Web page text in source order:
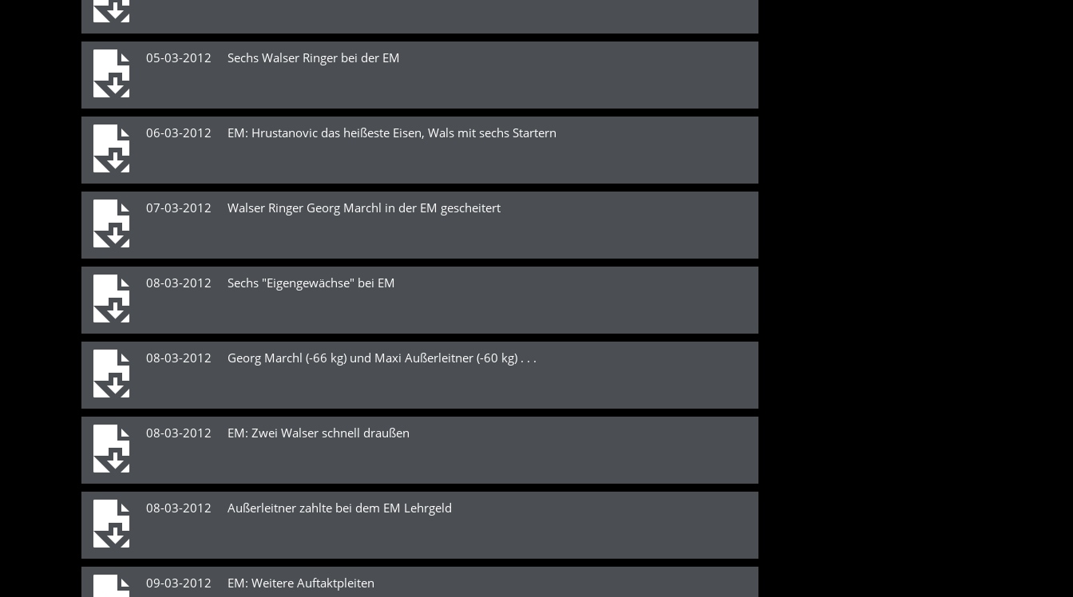
05-03-2012 Sechs Walser Ringer bei der EM
06-03-2012 EM: Hrustanovic das heißeste Eisen, Wals mit sechs Startern
07-03-2012 Walser Ringer Georg Marchl in der EM gescheitert
08-03-2012 Sechs "Eigengewächse" bei EM
08-03-2012 Georg Marchl (-66 kg) und Maxi Außerleitner (-60 kg) . . .
08-03-2012 EM: Zwei Walser schnell draußen
08-03-2012 Außerleitner zahlte bei dem EM Lehrgeld
09-03-2012 EM: Weitere Auftaktpleiten